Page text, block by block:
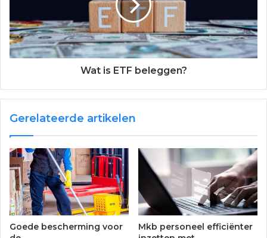
Wat is ETF beleggen?
Gerelateerde artikelen
Goede bescherming voor
Mkb personeel efficiënter